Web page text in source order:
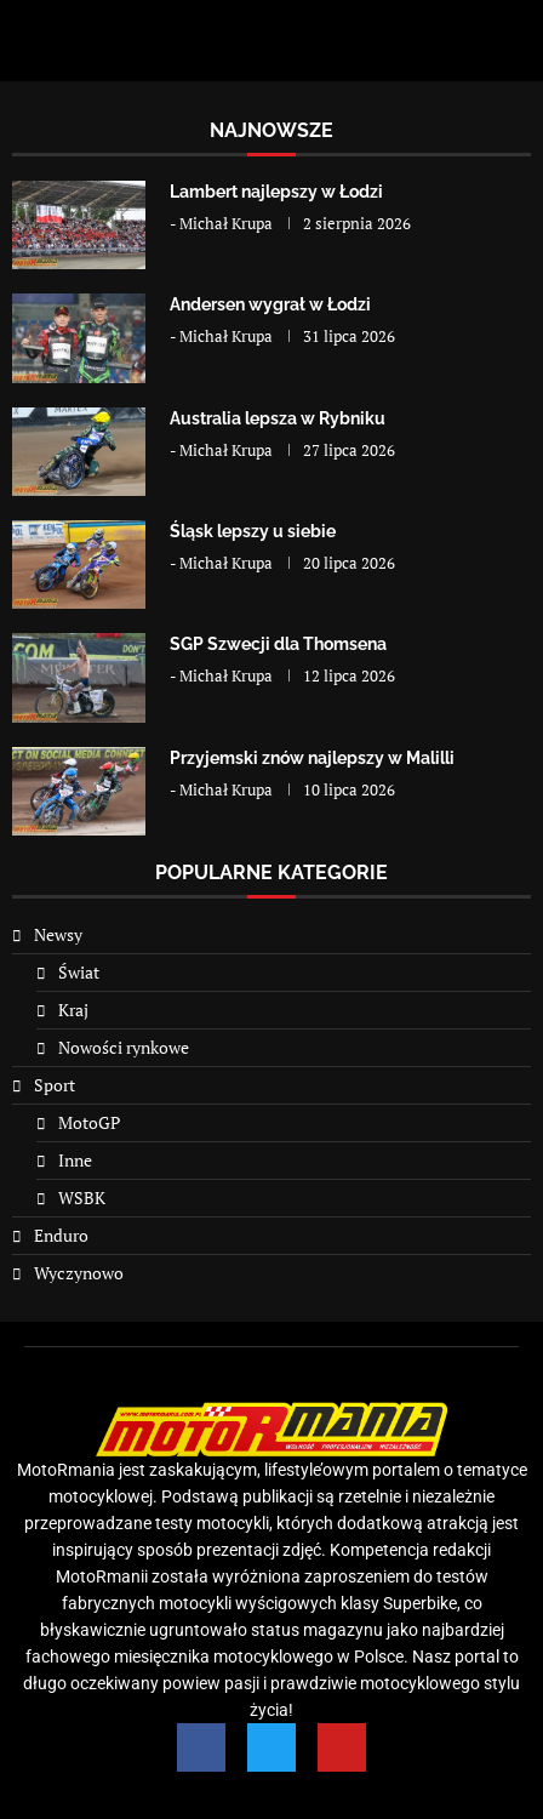
NAJNOWSZE
Lambert najlepszy w Łodzi
-Michał Krupa 2 sierpnia 2026
Andersen wygrał w Łodzi
-Michał Krupa 31 lipca 2026
Australia lepsza w Rybniku
-Michał Krupa 27 lipca 2026
Śląsk lepszy u siebie
-Michał Krupa 20 lipca 2026
SGP Szwecji dla Thomsena
-Michał Krupa 12 lipca 2026
Przyjemski znów najlepszy w Malilli
-Michał Krupa 10 lipca 2026
POPULARNE KATEGORIE
Newsy
Świat
Kraj
Nowości rynkowe
Sport
MotoGP
Inne
WSBK
Enduro
Wyczynowo
MotoRmania jest zaskakującym, lifestyle’owym portalem o tematyce
motocyklowej. Podstawą publikacji są rzetelnie i niezależnie
przeprowadzane testy motocykli, których dodatkową atrakcją jest
inspirujący sposób prezentacji zdjęć. Kompetencja redakcji
MotoRmanii została wyróżniona zaproszeniem do testów
fabrycznych motocykli wyścigowych klasy Superbike, co
błyskawicznie ugruntowało status magazynu jako najbardziej
fachowego miesięcznika motocyklowego w Polsce. Nasz portal to
długo oczekiwany powiew pasji i prawdziwie motocyklowego stylu
życia!